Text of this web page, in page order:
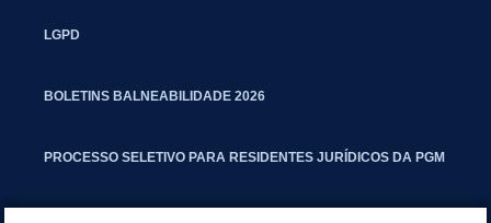
LGPD
BOLETINS BALNEABILIDADE 2026
PROCESSO SELETIVO PARA RESIDENTES JURÍDICOS DA PGM